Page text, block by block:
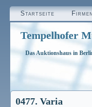
Startseite
Tempelhofer
Das Auktionshaus in
0477. Varia